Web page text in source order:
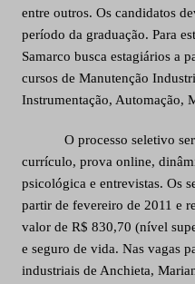
entre outros. Os candidatos
período da graduação. Para
Samarco busca estagiários a
cursos de Manutenção
Instrumentação, Automação,
O processo seletivo
currículo, prova online,
psicológica e entrevistas. Os
partir de fevereiro de 2011 e
valor de R$ 830,70 (nível
e seguro de vida. Nas vagas
industriais de Anchieta,